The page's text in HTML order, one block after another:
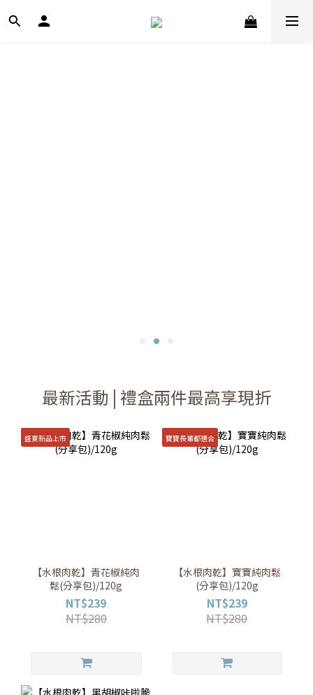
最新活動 | 禮盒兩件最高享現折
盛夏新品上市
【水根肉乾】青花椒純肉
鬆(分享包)/120g
NT$239
NT$280
寶寶長輩都適合
【水根肉乾】寶寶純肉鬆
(分享包)/120g
NT$239
NT$280